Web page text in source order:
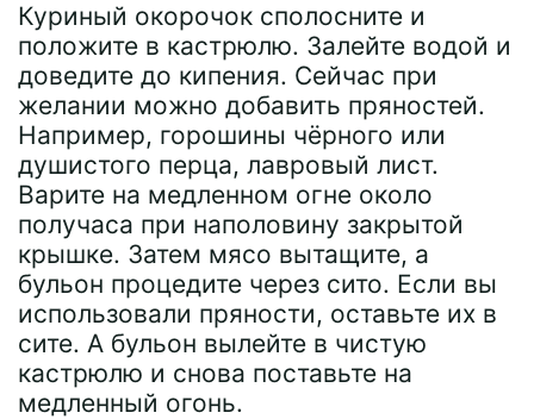
Куриный окорочок сполосните и
положите в кастрюлю. Залейте водой и
доведите до кипения. Сейчас при
желании можно добавить пряностей.
Например, горошины чёрного или
душистого перца, лавровый лист.
Варите на медленном огне около
получаса при наполовину закрытой
крышке. Затем мясо вытащите, а
бульон процедите через сито. Если вы
использовали пряности, оставьте их в
сите. А бульон вылейте в чистую
кастрюлю и снова поставьте на
медленный огонь.